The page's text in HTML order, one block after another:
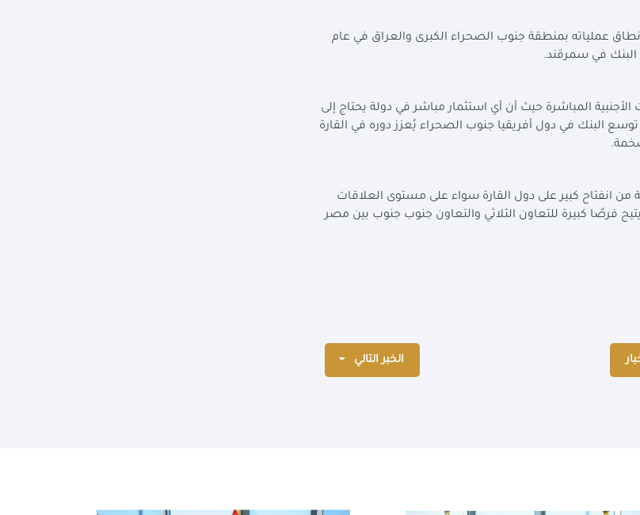
نطاق عملياته بمنطقة جنوب الصحراء الكبرى والعراق في عام
.
المباشرة حيث أن أي استثمار مباشر في دولة يحتاج إلى
البنك في دول أفريقيا جنوب الصحراء يُعزز دوره في القارة
.
انفتاح كبير على دول القارة سواء على مستوى العلاقات
فرصًا كبيرة للتعاون الثلاثي والتعاون جنوب جنوب بين مصر
الخبر التالي